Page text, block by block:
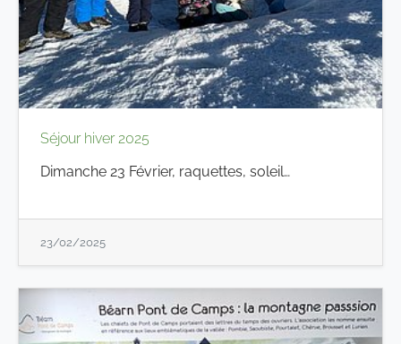
Séjour hiver 2025
Dimanche 23 Février, raquettes, soleil…
23/02/2025